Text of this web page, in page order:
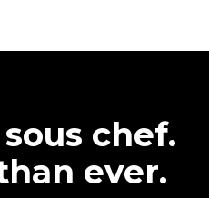
chef.
ever.